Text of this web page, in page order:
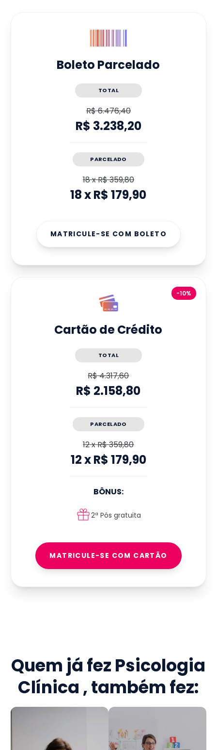
Boleto Parcelado
TOTAL
R$ 6.476,40
R$ 3.238,20
PARCELADO
18xR$ 359,80
18xR$ 179,90
MATRICULE-SE COM BOLETO
-10%
Cartão de Crédito
TOTAL
R$ 4.317,60
R$ 2.158,80
PARCELADO
12xR$ 359,80
12xR$ 179,90
BÔNUS:
2ª Pós gratuita
MATRICULE-SE COM CARTÃO
Quem já fez Psicologia
Clínica , também fez: